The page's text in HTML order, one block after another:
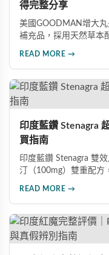
得完整分享
美國GOODMAN增大
補充品，採用天然草本
READ MORE →
印度藍鑽 Stenagra
買指南
印度藍鑽 Stenagra 雙
汀（100mg）雙重配方
高的男性保健品選擇。
READ MORE →